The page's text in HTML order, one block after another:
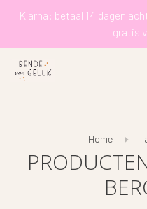
Klarna: betaal 14 dagen
gratis
Home